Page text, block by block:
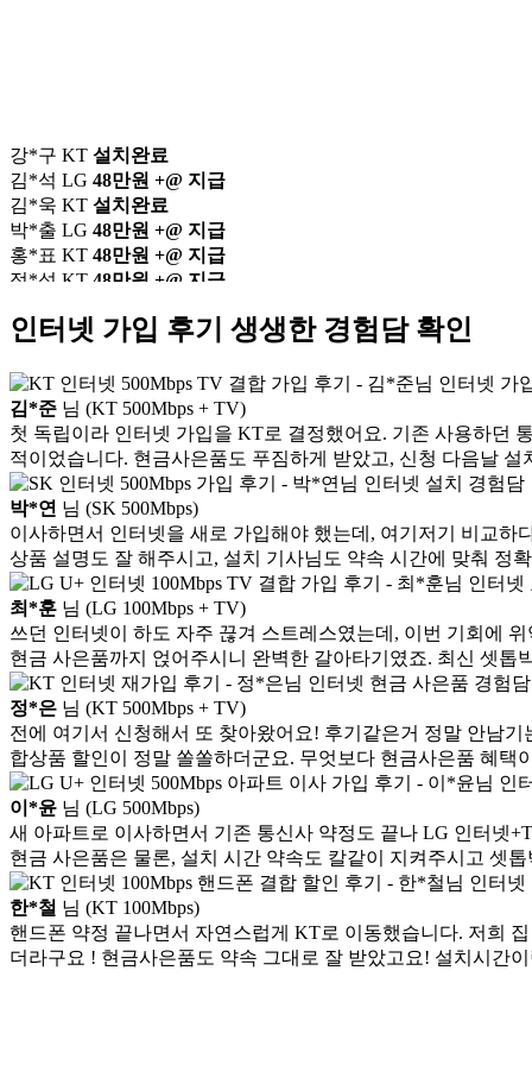
김*석 LG 48만원 +@ 지급
김*욱 KT 설치완료
박*출 LG 48만원 +@ 지급
홍*표 KT 48만원 +@ 지급
정*석 KT 48만원 +@ 지급
이*승 LG 설치완료
박*호 SK48만원지급
김*솔 KT48만원 +@ 지급
한*기 KT설치완료
최*희 SK48만원지급
김*석 LG48만원 +@ 지급
이*희 LG48만원지급
송*영 KT48만원 +@ 지급
서*식 SK48만원지급
변*열 KT 48만원 +@ 지급
신*헌 LG48만원 +@ 지급
이*수 SK48만원지급
김*일 SK48만원지급
박*련 LG48만원 +@ 지급
장*민 LG48만원 +@ 지급
김*실 LG48만원지급
박*찬 SK 48만원지급
이*창 KT48만원 +@ 지급
박*혜 KT48만원 +@ 지급
윤*열 SK48만원지급
정*근 KT 48만원 +@ 지급
전*호 LG48만원 +@ 지급
인터넷 가입 후기 생생한 경험담 확인
김*준 님 (KT 500Mbps + TV)
첫 독립이라 인터넷 가입을 KT로 결정했어요. 기존 사용하던
적이었습니다. 현금사은품도 푸짐하게 받았고, 신청 다음날
박*연 님 (SK 500Mbps)
이사하면서 인터넷을 새로 가입해야 했는데, 여기저기 비교하
상품 설명도 잘 해주시고, 설치 기사님도 약속 시간에 맞춰 정
최*훈 님 (LG 100Mbps + TV)
쓰던 인터넷이 하도 자주 끊겨 스트레스였는데, 이번 기회에
현금 사은품까지 얹어주시니 완벽한 갈아타기였죠. 최신 셋톱
정*은 님 (KT 500Mbps + TV)
전에 여기서 신청해서 또 찾아왔어요! 후기같은거 정말 안남
합상품 할인이 정말 쏠쏠하더군요. 무엇보다 현금사은품 혜택
이*윤 님 (LG 500Mbps)
새 아파트로 이사하면서 기존 통신사 약정도 끝나 LG 인터넷
현금 사은품은 물론, 설치 시간 약속도 칼같이 지켜주시고 셋
한*철 님 (KT 100Mbps)
핸드폰 약정 끝나면서 자연스럽게 KT로 이동했습니다. 저희
더라구요 ! 현금사은품도 약속 그대로 잘 받았고요! 설치시간